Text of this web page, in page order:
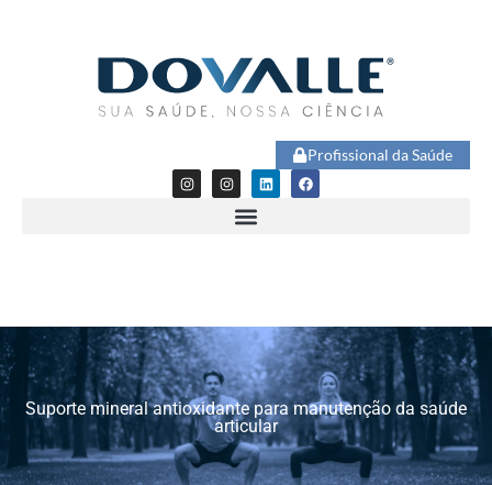
Profissional da Saúde
Suporte mineral antioxidante para manutenção da saúde
articular